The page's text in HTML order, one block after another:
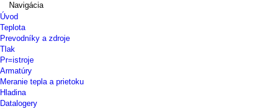
Navigácia
Úvod
Teplota
Prevodníky a zdroje
Tlak
Pr=istroje
Armatúry
Meranie tepla a prietoku
Hladina
Datalogery